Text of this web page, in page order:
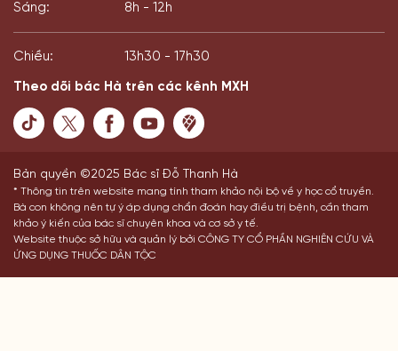
Sáng: 8h - 12h
Chiều: 13h30 - 17h30
Theo dõi bác Hà trên các kênh MXH
Bản quyền ©2025 Bác sĩ Đỗ Thanh Hà
* Thông tin trên website mang tính tham khảo nội bộ về y học cổ truyền.
Bà con không nên tự ý áp dụng chẩn đoán hay điều trị bệnh, cần tham
khảo ý kiến của bác sĩ chuyên khoa và cơ sở y tế.
Website thuộc sở hữu và quản lý bởi CÔNG TY CỔ PHẦN NGHIÊN CỨU VÀ
ỨNG DỤNG THUỐC DÂN TỘC